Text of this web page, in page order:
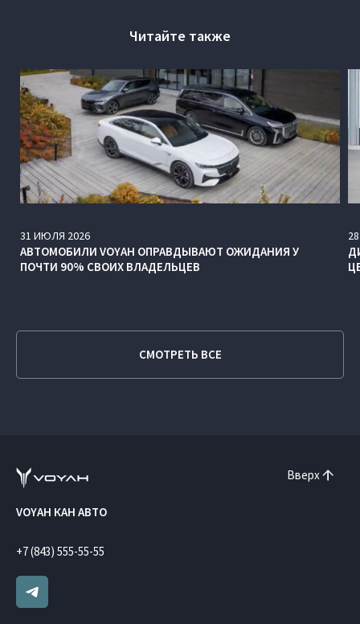
Читайте также
31 ИЮЛЯ 2026
АВТОМОБИЛИ VOYAH ОПРАВДЫВАЮТ ОЖИДАНИЯ У
ПОЧТИ 90% СВОИХ ВЛАДЕЛЬЦЕВ
28
СМОТРЕТЬ ВСЕ
Вверх
VOYAH КАН АВТО
+7 (843) 555-55-55